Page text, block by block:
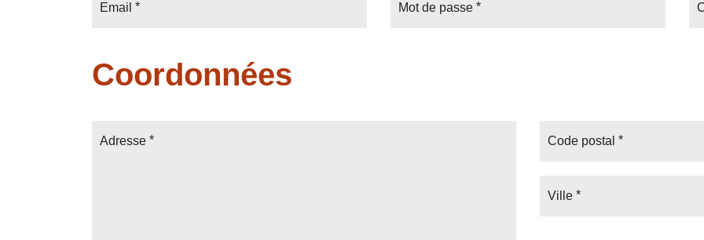
Email Mot de passe
Coordonnées
Adresse Code postal
Ville